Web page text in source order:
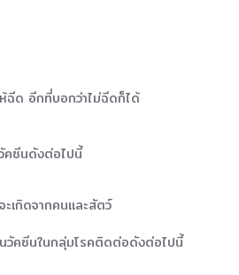
ห้ฉีด อีกที่บอกว่าไม่ฉีดก็ได้
คซีนดังต่อไปนี้
เกิดจากคนและสัตว์
วัคซีนในกลุ่มโรคติดต่อดังต่อไปนี้